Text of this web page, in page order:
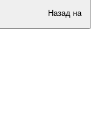
Назад на